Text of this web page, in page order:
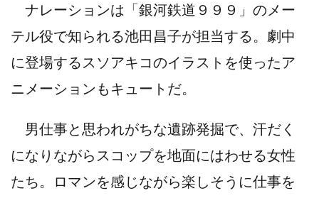
ナレーションは「銀河鉄道９９９」のメー
テル役で知られる池田昌子が担当する。劇中
に登場するスソアキコのイラストを使ったア
ニメーションもキュートだ。
男仕事と思われがちな遺跡発掘で、汗だく
になりながらスコップを地面にはわせる女性
たち。ロマンを感じながら楽しそうに仕事を